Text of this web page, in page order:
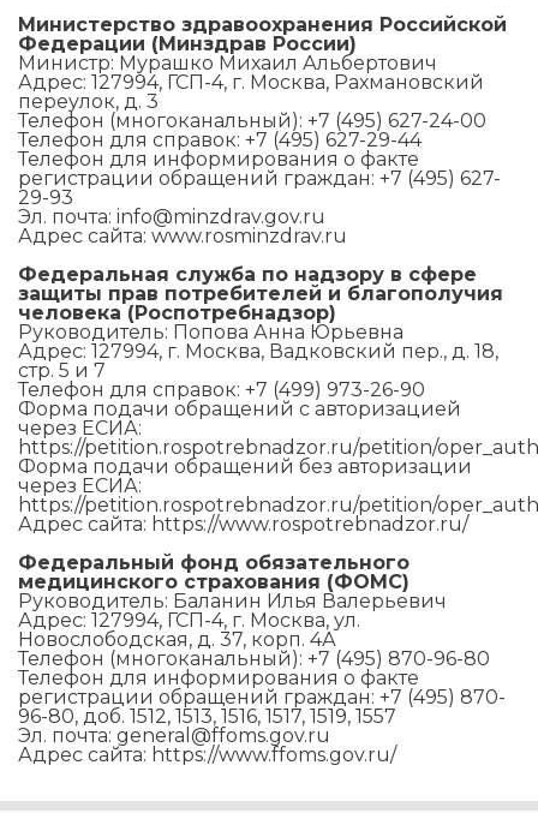
Министерство здравоохранения Российской
Федерации (Минздрав России)
Министр: Мурашко Михаил Альбертович
Адрес: 127994, ГСП-4, г. Москва, Рахмановский
переулок, д. 3
Телефон (многоканальный): +7 (495) 627-24-00
Телефон для справок: +7 (495) 627-29-44
Телефон для информирования о факте
регистрации обращений граждан: +7 (495) 627-
29-93
Эл. почта: info@minzdrav.gov.ru
Адрес сайта: www.rosminzdrav.ru
Федеральная служба по надзору в сфере
защиты прав потребителей и благополучия
человека (Роспотребнадзор)
Руководитель: Попова Анна Юрьевна
Адрес: 127994, г. Москва, Вадковский пер., д. 18,
стр. 5 и 7
Телефон для справок: +7 (499) 973-26-90
Форма подачи обращений с авторизацией
через ЕСИА:
https://petition.rospotrebnadzor.ru/petition/
Форма подачи обращений без авторизации
через ЕСИА:
https://petition.rospotrebnadzor.ru/petition/
Адрес сайта: https://www.rospotrebnadzor.ru/
Федеральный фонд обязательного
медицинского страхования (ФОМС)
Руководитель: Баланин Илья Валерьевич
Адрес: 127994, ГСП-4, г. Москва, ул.
Новослободская, д. 37, корп. 4А
Телефон (многоканальный): +7 (495) 870-96-80
Телефон для информирования о факте
регистрации обращений граждан: +7 (495) 870-
96-80, доб. 1512, 1513, 1516, 1517, 1519, 1557
Эл. почта: general@ffoms.gov.ru
Адрес сайта: https://www.ffoms.gov.ru/